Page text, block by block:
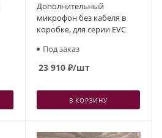
Дополнительный
микрофон без кабеля в
коробке, для серии EVC
Под заказ
23 910₽/шт
В КОРЗИНУ